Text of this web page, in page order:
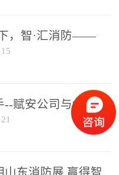
，智·汇消防——
2018上海消防展圆
15
--赋安公司与金科
战略合作协议
21